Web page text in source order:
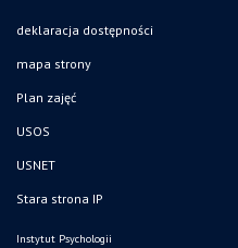
deklaracja dostępności
mapa strony
Plan zajęć
USOS
USNET
Stara strona IP
Instytut Psychologii